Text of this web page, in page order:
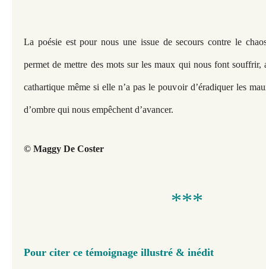
La poésie est pour nous une issue de secours contre le
permet de mettre des mots sur les maux qui nous font souffrir,
cathartique même si elle n’a pas le pouvoir d’éradiquer les
d’ombre qui nous empêchent d’avancer.
© Maggy De Coster
***
Pour citer ce témoignage illustré & inédit